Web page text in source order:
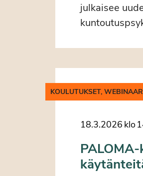
julkaisee
KOULUTUKSET,
18.3.2026 klo